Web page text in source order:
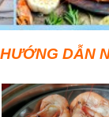
HƯỚNG DẪN